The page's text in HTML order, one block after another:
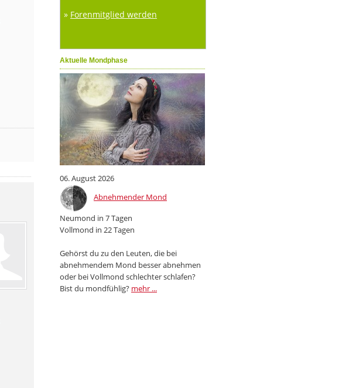
» Forenmitglied werden
Aktuelle Mondphase
06. August 2026
Abnehmender Mond
Neumond in 7 Tagen
Vollmond in 22 Tagen
Gehörst du zu den Leuten, die bei
abnehmendem Mond besser abnehmen
oder bei Vollmond schlechter schlafen?
Bist du mondfühlig? mehr ...